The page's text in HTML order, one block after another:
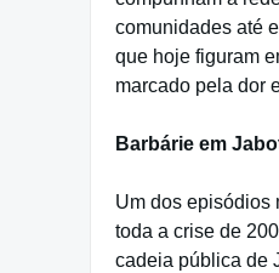
comunidades até
que hoje figuram
marcado pela dor
Barbárie em
Um dos episódios
toda a crise de
cadeia pública de